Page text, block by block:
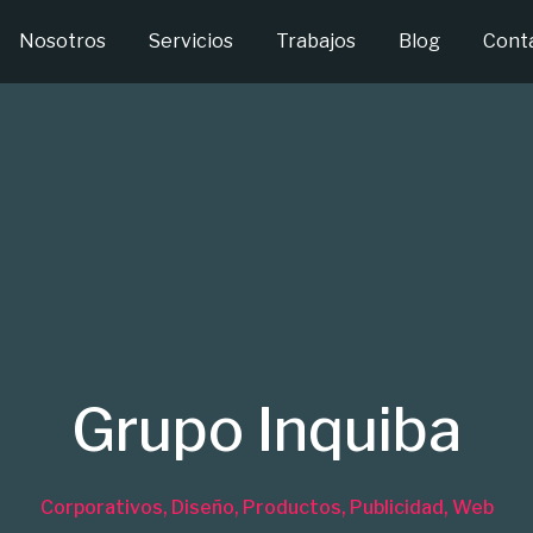
Nosotros Servicios Trabajos Blog
Grupo Inquiba
Corporativos, Diseño, Productos, Publicidad , Web